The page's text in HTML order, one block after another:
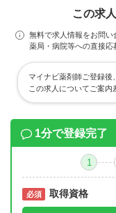
この求
無料で求人情報をお問い
薬局・病院等への直接応
マイナビ薬剤師ご登録後
この求人についてご案内
1分で登録完了
1
必須 取得資格